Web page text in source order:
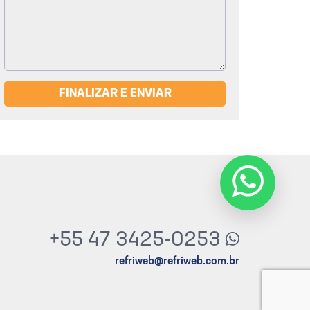
FINALIZAR E ENVIAR
+55 47 3425-0253
refriweb@refriweb.com.br